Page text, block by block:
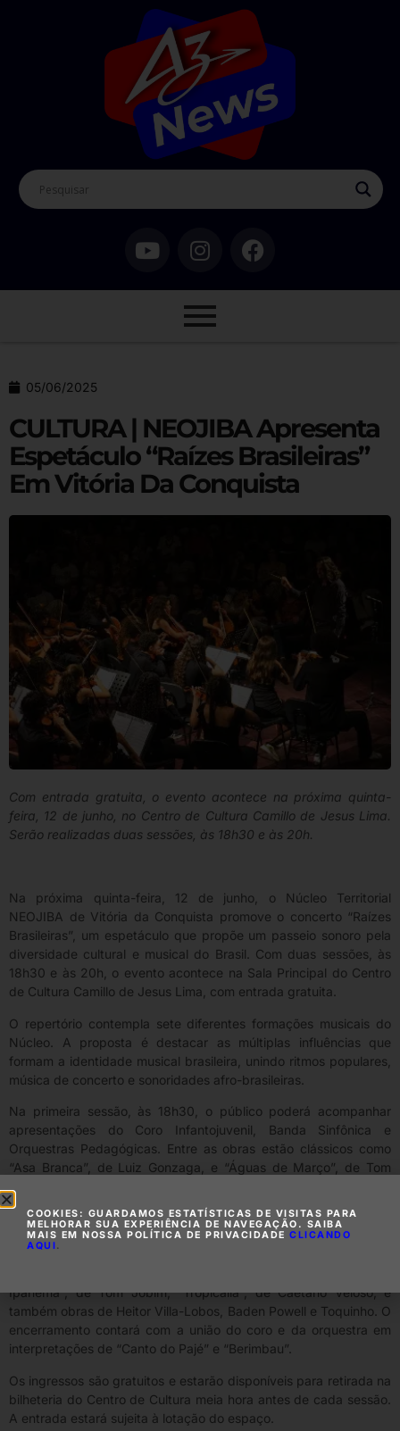
05/06/2025
CULTURA | NEOJIBA Apresenta
Espetáculo “Raízes Brasileiras”
Em Vitória Da Conquista
Com entrada gratuita, o evento acontece na próxima quinta-
feira, 12 de junho, no Centro de Cultura Camillo de Jesus Lima.
Serão realizadas duas sessões, às 18h30 e às 20h.
Na próxima quinta-feira, 12 de junho, o Núcleo Territorial
NEOJIBA de Vitória da Conquista promove o concerto “Raízes
Brasileiras”, um espetáculo que propõe um passeio sonoro pela
diversidade cultural e musical do Brasil. Com duas sessões, às
18h30 e às 20h, o evento acontece na Sala Principal do Centro
de Cultura Camillo de Jesus Lima, com entrada gratuita.
O repertório contempla sete diferentes formações musicais do
Núcleo. A proposta é destacar as múltiplas influências que
formam a identidade musical brasileira, unindo ritmos populares,
música de concerto e sonoridades afro-brasileiras.
Na primeira sessão, às 18h30, o público poderá acompanhar
apresentações do Coro Infantojuvenil, Banda Sinfônica e
Orquestras Pedagógicas. Entre as obras estão clássicos como
“Asa Branca”, de Luiz Gonzaga, e “Águas de Março”, de Tom
nordestinas, como “Shosholoza” e “Apologia ao Jumento”.
Já na segunda sessão, às 20h, sobem ao palco a Camerata
Carlos Jehovah, o Coro Comunitário e a Orquestra 9 de
Ipanema”, de Tom Jobim, “Tropicália”, de Caetano Veloso, e
também obras de Heitor Villa-Lobos, Baden Powell e Toquinho. O
encerramento contará com a união do coro e da orquestra em
interpretações de “Canto do Pajé” e “Berimbau”.
Os ingressos são gratuitos e estarão disponíveis para retirada na
bilheteria do Centro de Cultura meia hora antes de cada sessão.
A entrada estará sujeita à lotação do espaço.
COOKIES: GUARDAMOS ESTATÍSTICAS DE VISITAS PARA
MELHORAR SUA EXPERIÊNCIA DE NAVEGAÇÃO. SAIBA
MAIS EM NOSSA POLÍTICA DE PRIVACIDADE CLICANDO
AQUI.